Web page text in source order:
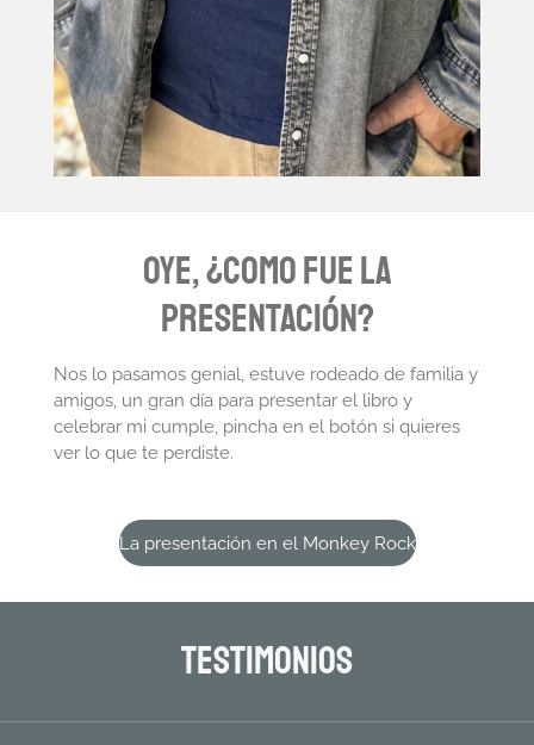
Oye, ¿COMO FUE LA
PRESENTACIÓN?
Nos lo pasamos genial, estuve rodeado de familia y
amigos, un gran día para presentar el libro y
celebrar mi cumple, pincha en el botón si quieres
ver lo que te perdiste.
La presentación en el Monkey Rock
testimonios